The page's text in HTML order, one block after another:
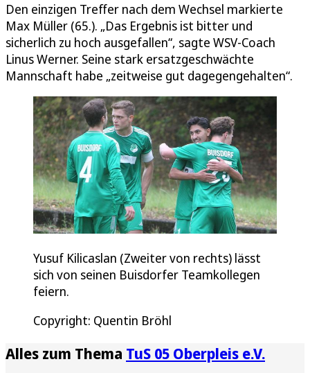
Den einzigen Treffer nach dem Wechsel markierte
Max Müller (65.). „Das Ergebnis ist bitter und
sicherlich zu hoch ausgefallen“, sagte WSV-Coach
Linus Werner. Seine stark ersatzgeschwächte
Mannschaft habe „zeitweise gut dagegengehalten“.
Yusuf Kilicaslan (Zweiter von rechts) lässt
sich von seinen Buisdorfer Teamkollegen
feiern.
Copyright: Quentin Bröhl
Alles zum Thema TuS 05 Oberpleis e.V.